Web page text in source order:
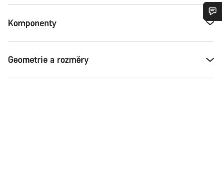
Komponenty
Geometrie a rozměry
Potřebujete pomoc?
Naši odborníci podpory zákazníků čekají, aby mohli
odpovědět na vaše dotazy.